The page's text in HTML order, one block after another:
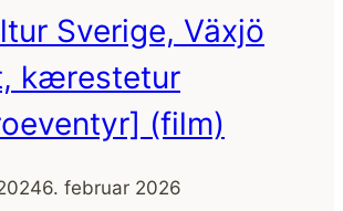
Sverige, Växjö
kærestetur
(film)
6. februar 2026